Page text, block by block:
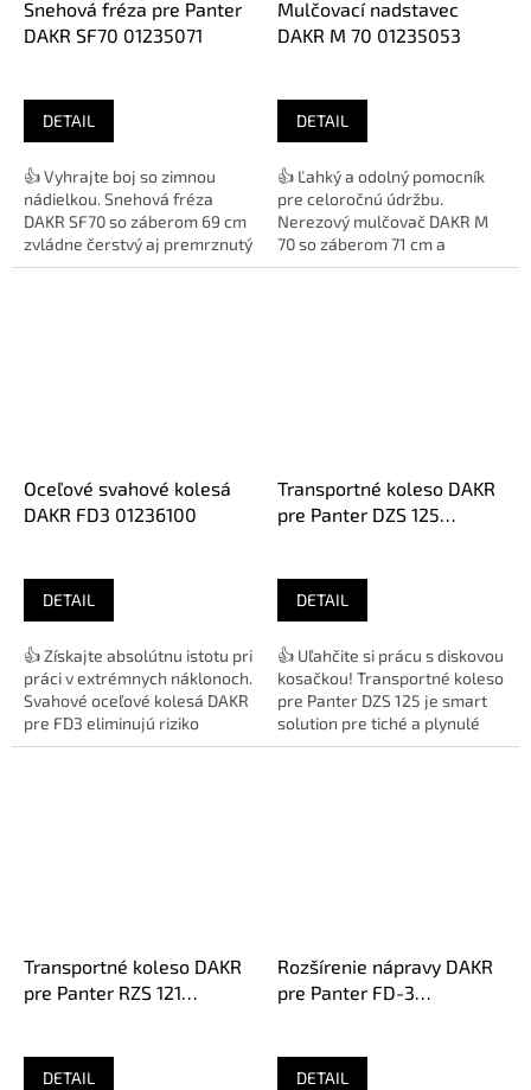
Snehová fréza pre Panter
DAKR SF70 01235071
DETAIL
👍 Vyhrajte boj so zimnou
nádielkou. Snehová fréza
DAKR SF70 so záberom 69 cm
zvládne čerstvý aj premrznutý
sneh. Vďaka natáčaciemu
Mulčovací nadstavec
DAKR M 70 01235053
DETAIL
👍 Ľahký a odolný pomocník
pre celoročnú údržbu.
Nerezový mulčovač DAKR M
70 so záberom 71 cm a
centrálnym nastavením výšky
Oceľové svahové kolesá
DAKR FD3 01236100
DETAIL
👍 Získajte absolútnu istotu pri
práci v extrémnych náklonoch.
Svahové oceľové kolesá DAKR
pre FD3 eliminujú riziko
defektu a zabezpečujú...
Transportné koleso DAKR
pre Panter DZS 125
DETAIL
👍 Uľahčite si prácu s diskovou
kosačkou! Transportné koleso
pre Panter DZS 125 je smart
solution pre tiché a plynulé
presuny po asfalte k...
Transportné koleso DAKR
pre Panter RZS 121
DETAIL
Rozšírenie nápravy DAKR
pre Panter FD-3
DETAIL